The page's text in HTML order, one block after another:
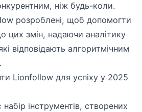
ніж будь-коли.
розроблені, щоб допомогти
цих змін, надаючи аналітику
відповідають алгоритмічним
Lionfollow для успіху у 2025
інструментів, створених